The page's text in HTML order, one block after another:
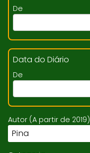
De
Data do Diário
De
Autor (A partir de 2019)